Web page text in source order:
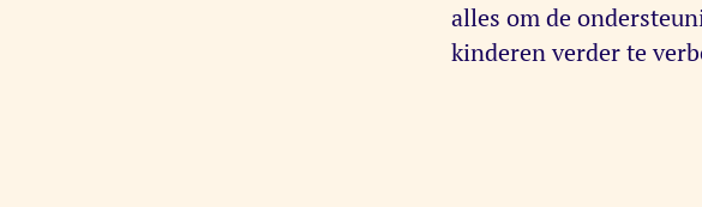
alles om de
kinderen verder te